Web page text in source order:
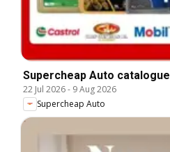
Supercheap Auto catalogue
22 Jul 2026- 9 Aug 2026
Supercheap Auto